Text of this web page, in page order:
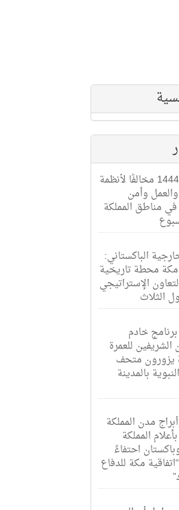
ضبط 14440 مخالفًا لأنظمة
والعمل وأمن
مناطق المملكة
الباكستاني:
مكة محطة تاريخية
الإستراتيجي
الثلاث
خادم
الشريفين للعمرة
يزورون متحف
بالمدينة
مدن المملكة
المملكة
احتفاءً
مكة للدفاع